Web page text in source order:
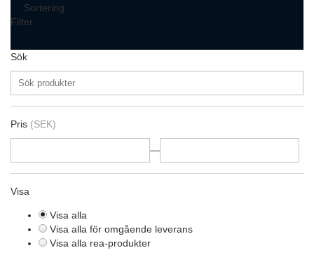
Sortering
Filter
Sök
Pris (SEK)
—
Visa
Visa alla
Visa alla för omgående leverans
Visa alla rea-produkter